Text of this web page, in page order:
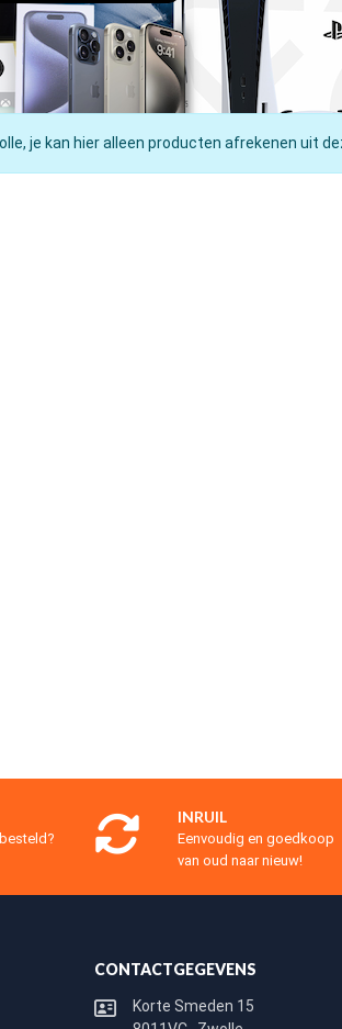
je kan hier alleen producten afrekenen uit
INRUIL
Eenvoudig en goedkoop
van oud naar nieuw!
CONTACTGEGEVENS
Korte Smeden 15